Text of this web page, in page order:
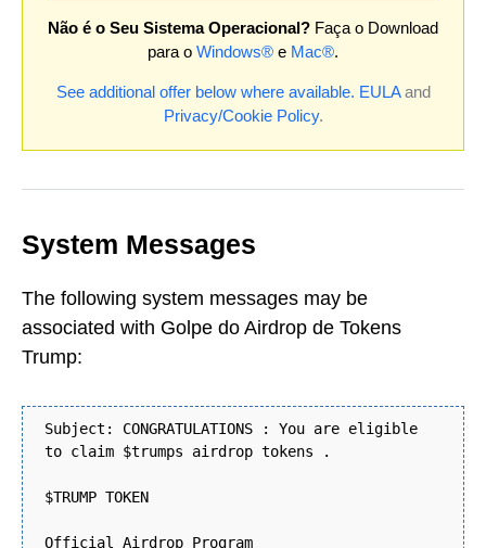
Não é o Seu Sistema Operacional? Faça o Download
para o Windows® e Mac®.
See additional offer below where available. EULAand
Privacy/Cookie Policy.
System Messages
The following system messages may be
associated with Golpe do Airdrop de Tokens
Trump:
Subject: CONGRATULATIONS : You are eligible
to claim $trumps airdrop tokens .
$TRUMP TOKEN
Official Airdrop Program